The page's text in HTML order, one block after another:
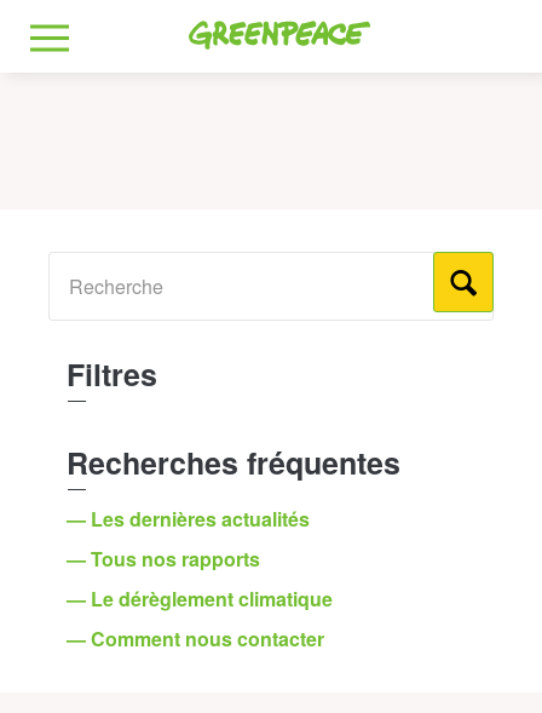
Greenpeace
MENU
Filtres
Recherches fréquentes
— Les dernières actualités
— Tous nos rapports
— Le dérèglement climatique
— Comment nous contacter